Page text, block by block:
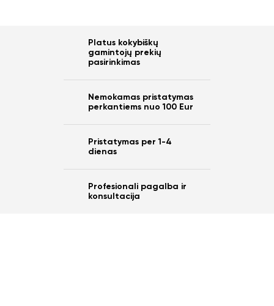
Platus kokybiškų
gamintojų prekių
pasirinkimas
Nemokamas pristatymas
perkantiems nuo 100 Eur
Pristatymas per 1-4
dienas
Profesionali pagalba ir
konsultacija